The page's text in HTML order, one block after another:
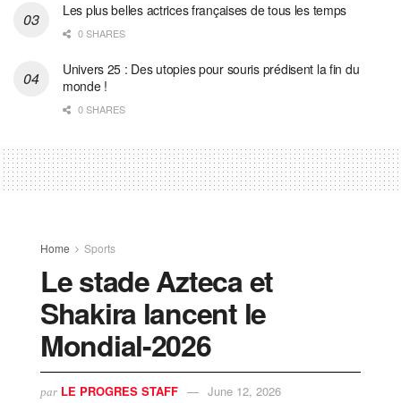
Les plus belles actrices françaises de tous les temps
0 SHARES
Univers 25 : Des utopies pour souris prédisent la fin du
monde !
0 SHARES
Home Sports
Le stade Azteca et
Shakira lancent le
Mondial-2026
par LE PROGRES STAFF June 12, 2026